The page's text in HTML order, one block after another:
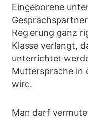
Eingeborene
Regierung ganz
Klasse verlangt,
unterrichtet
Muttersprache in
wird.
Man darf